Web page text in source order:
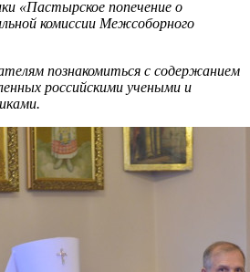
«Пастырское попечение о
комиссии Межсоборного
познакомиться с содержанием
российскими учеными и
.